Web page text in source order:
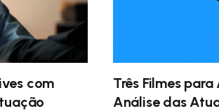
com
Três Filmes
Análise das